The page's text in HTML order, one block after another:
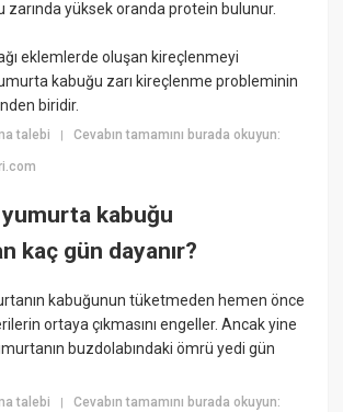
zarında yüksek oranda protein bulunur.
eklemlerde oluşan kireçlenmeyi
kabuğu zarı kireçlenme probleminin
biridir.
talebi |Cevabın tamamını burada okuyun:
yumurta kabuğu
kaç gün dayanır?
kabuğunun tüketmeden hemen önce
ortaya çıkmasını engeller. Ancak yine
buzdolabındaki ömrü yedi gün
talebi |Cevabın tamamını burada okuyun: